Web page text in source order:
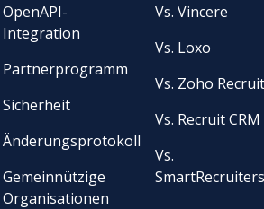
OpenAPI-
Integration
Partnerprogramm
Sicherheit
Änderungsprotokoll
Gemeinnützige
Organisationen
Vs. Vincere
Vs. Loxo
Vs. Zoho
Vs. Recruit CRM
Vs.